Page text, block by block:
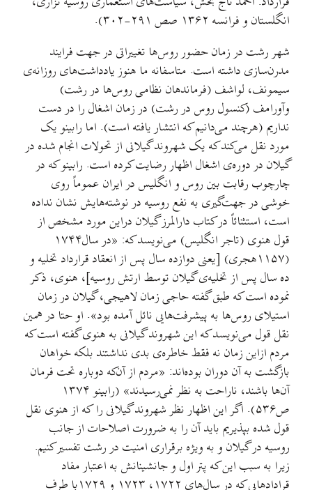
انگلستان و فرانسه ۱۳۶۲ صص ۲۹۱-۳۰۲).
شهر رشت در زمان حضور روس‌ها تغییراتی در جهت فرایند
مدرن‌سازی داشته است. متاسفانه ما هنوز یادداشت‌های روزانه‌ی
سیمونف، لواشف (فرماندهان نظامی روس‌ها در رشت)
وآورامف (کنسول روس در رشت) در زمان اشغال را در دست
نداریم (هرچند می‌دانیم که انتشار یافته است). اما رابینو یک
مورد نقل می‌کند که یک شهروند گیلانی از تحولات انجام شده در
گیلان در دوره‌ی اشغال اظهار رضایت کرده است. رابینو که در
چارچوب رقابت بین روس و انگلیس در ایران عموماً روی
خوشی در جهت‌گیری به نفع روسیه در نوشته‌هایش نشان نداده
است، استثنائاً در کتاب دارالمرز گیلان دراین مورد مشخص از
قول هنوی (تاجر انگلیس) می‌نویسد که: «در سال۱۷۴۴
(۱۱۵۷هجری) [یعنی دوازده سال پس از انعقاد قرارداد تخلیه و
ده سال پس از تخلیه‌ی گیلان توسط ارتش روسیه]، هنوی، ذکر
نموده است که طبق گفته حاجی زمان لاهیجی، گیلان در زمان
استیلای روس‌ها به پیشرفت‌هایی نائل آمده بود». او حتا در همین
نقل قول می‌نویسد که این شهروند گیلانی به هنوی گفته است که
مردم ازاین زمان نه فقط خاطره‌ی بدی نداشتند بلکه خواهان
بازگشت به آن دوران بوده‌اند: «مردم از آن‌که دوباره تحت فرمان
آن‌ها باشند، ناراحت به نظر نمی‌رسیدند» (رابینو ۱۳۷۴
ص۵۳۶). اگر این اظهار نظر شهروند گیلانی را که از هنوی نقل
قول شده بپذیریم باید آن را به ضرورت اصلاحات از جانب
روسیه در گیلان و به ویژه برقراری امنیت در رشت تفسیر کنیم.
زیرا به سبب این که پتر اول و جانشینانش به اعتبار مفاد
قرادادهایی که در سال‌های ۱۷۲۲، ۱۷۲۳ و ۱۷۲۹با طرف